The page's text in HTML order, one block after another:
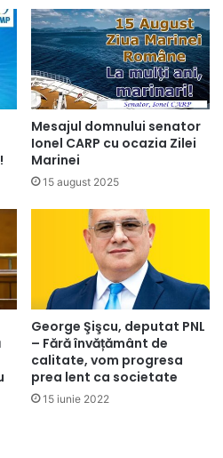
Mesajul domnului senator
Ionel CARP cu ocazia Zilei
Marinei
15 august 2025
George Şişcu, deputat PNL
– Fără învățământ de
calitate, vom progresa
prea lent ca societate
15 iunie 2022